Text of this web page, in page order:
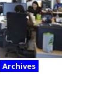
Archives